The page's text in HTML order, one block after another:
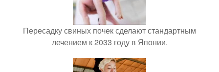
Пересадку свиных почек сделают стандартным
лечением к 2033 году в Японии.